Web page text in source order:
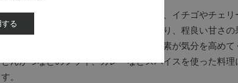
キラキラと輝くロゼの色調と立ち上る泡、イチゴやチェリ
ディー、花束のようなチャーミングな香り、程良い甘さの
酸味、ほのかなタンニンとさまざまな要素が気分を高めて
とんかつなどのフライ、カレーなどスパイスを使った料理
す。
る